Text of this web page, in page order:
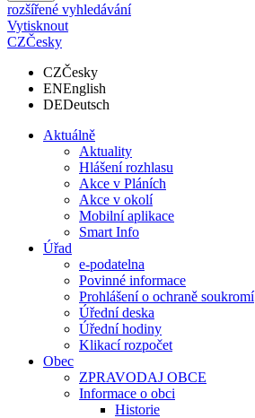
rozšířené vyhledávání
Vytisknout
CZČesky
CZČesky
ENEnglish
DEDeutsch
Aktuálně
Aktuality
Hlášení rozhlasu
Akce v Pláních
Akce v okolí
Mobilní aplikace
Smart Info
Úřad
e-podatelna
Povinné informace
Prohlášení o ochraně soukromí
Úřední deska
Úřední hodiny
Klikací rozpočet
Obec
ZPRAVODAJ OBCE
Informace o obci
Historie